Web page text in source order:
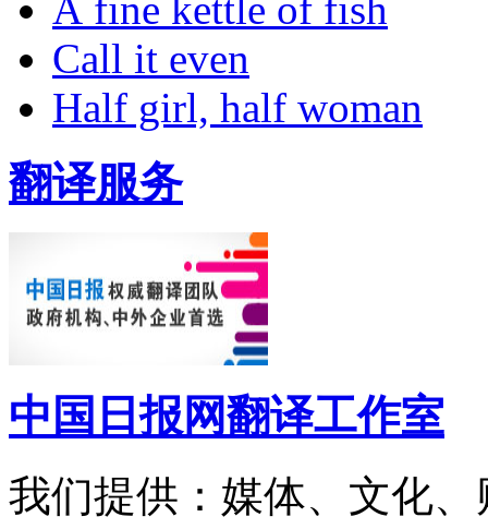
Call it even
Half girl, half woman
翻译服务
中国日报网翻译工作室
我们提供：媒体、文化